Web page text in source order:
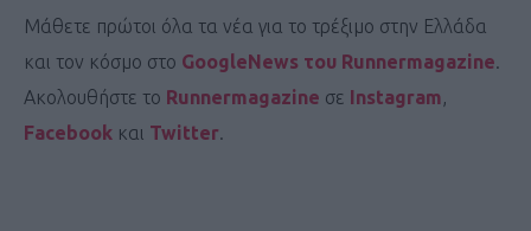
Μάθετε πρώτοι όλα τα νέα για το τρέξιμο στην Ελλάδα
και τον κόσμο στο GoogleNews του Runnermagazine.
Ακολουθήστε το Runnermagazine σε Instagram,
Facebook και Twitter.